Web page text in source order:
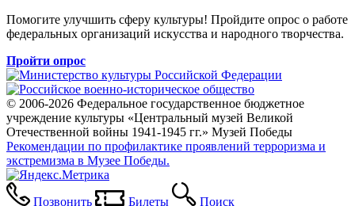
Помогите улучшить сферу культуры! Пройдите опрос о работе
федеральных организаций искусства и народного творчества.
Пройти опрос
© 2006-2026 Федеральное государственное бюджетное
учреждение культуры «Центральный музей Великой
Отечественной войны 1941-1945 гг.» Музей Победы
Рекомендации по профилактике проявлений терроризма и
экстремизма в Музее Победы.
Позвонить Билеты Поиск